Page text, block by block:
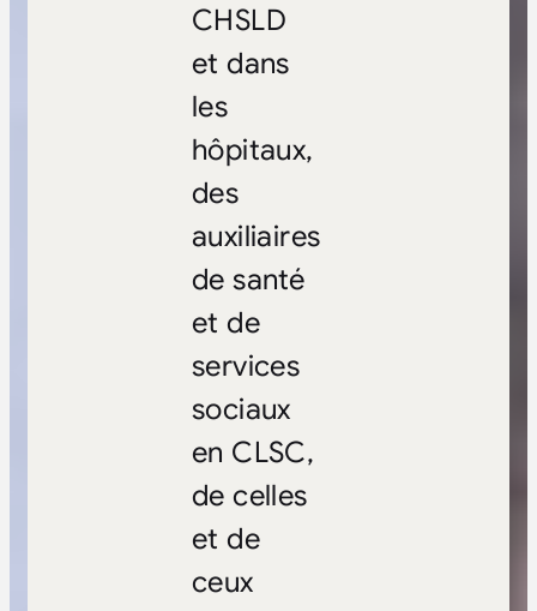
CHSLD
et dans
les
hôpitaux,
des
auxiliaires
de santé
et de
services
sociaux
en CLSC,
de celles
et de
ceux